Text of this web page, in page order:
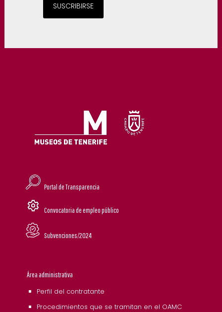
SUSCRIBIRSE
Portal de Transparencia
Convocatoria de empleo público
Subvenciones/2024
Área administrativa
Perfil del contratante
Procedimientos que se tramitan en el OAMC